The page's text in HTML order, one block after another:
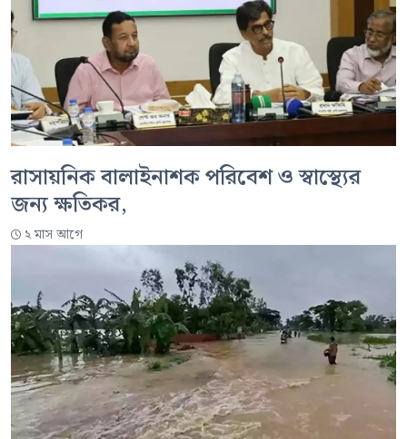
রাসায়নিক বালাইনাশক পরিবেশ ও স্বাস্থ্যের
জন্য ক্ষতিকর,
২ মাস আগে